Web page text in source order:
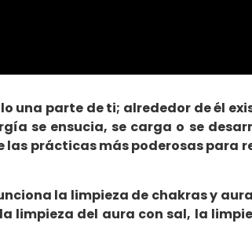
una parte de ti; alrededor de él
se ensucia, se carga o se
las prácticas más poderosas para
la limpieza de chakras y aura
limpieza del aura con sal, la